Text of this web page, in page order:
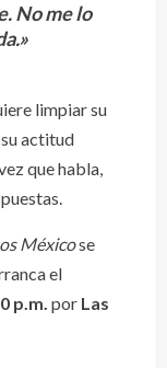
No me lo
limpiar su
actitud
que habla,
Méxicose
el
p.m. por Las